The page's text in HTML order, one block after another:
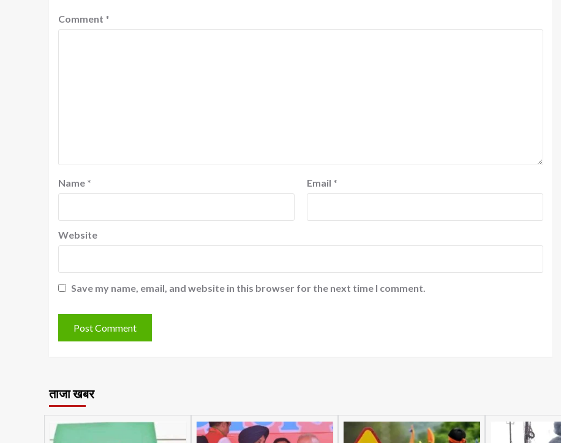
Comment *
Name * Email *
Website
Save my name, email, and website in this browser for the next time I comment.
ताजा खबर